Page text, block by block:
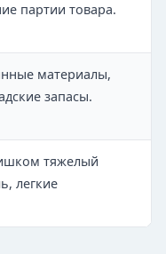
партии товара.
материалы,
запасы.
тяжелый
легкие